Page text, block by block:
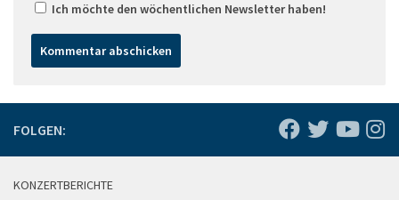
Ich möchte den wöchentlichen Newsletter haben!
FOLGEN:
KONZERTBERICHTE